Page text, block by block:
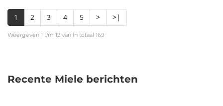
1 2 3 4 5 > >|
Weergeven 1 t/m 12 van in totaal 169
Recente Miele berichten